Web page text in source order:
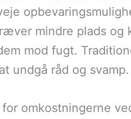
mindre plads og
mod fugt.
undgå råd og svamp.
omkostningerne